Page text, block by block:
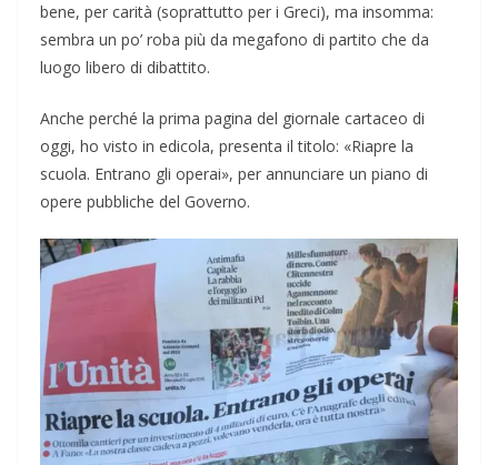
bene, per carità (soprattutto per i Greci), ma insomma:
sembra un po’ roba più da megafono di partito che da
luogo libero di dibattito.
Anche perché la prima pagina del giornale cartaceo di
oggi, ho visto in edicola, presenta il titolo: «Riapre la
scuola. Entrano gli operai», per annunciare un piano di
opere pubbliche del Governo.